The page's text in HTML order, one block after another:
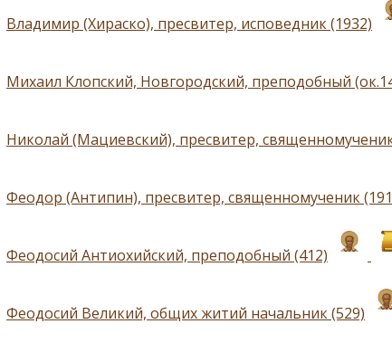
Владимир (Хираско), пресвитер, исповедник (1932)
Михаил Клопский, Новгородский, преподобный
Николай (Мациевский), пресвитер,
Феодор (Антипин), пресвитер, священномученик
Феодосий Антиохийский, преподобный (412)
Феодосий Великий, общих житий начальник (529)